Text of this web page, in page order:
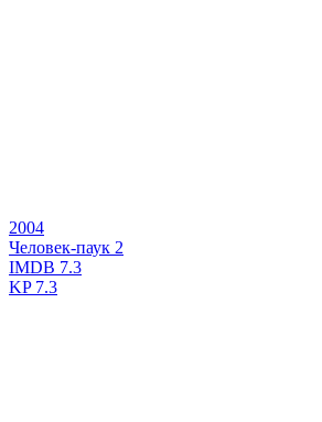
2004
Человек-паук 2
IMDB 7.3
KP7.3